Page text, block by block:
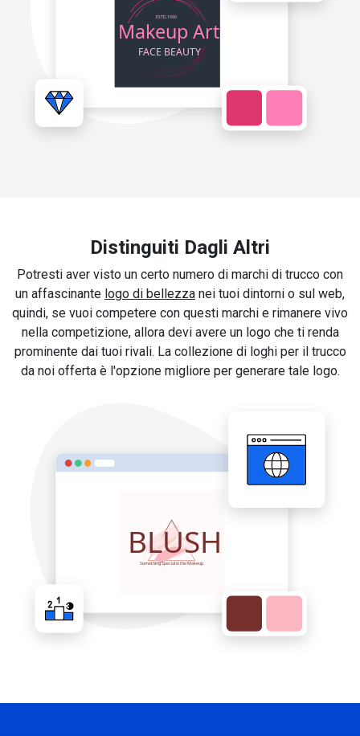
Distinguiti Dagli Altri
Potresti aver visto un certo numero di marchi di trucco con
un affascinante logo di bellezza nei tuoi dintorni o sul web,
quindi, se vuoi competere con questi marchi e rimanere vivo
nella competizione, allora devi avere un logo che ti renda
prominente dai tuoi rivali. La collezione di loghi per il trucco
da noi offerta è l'opzione migliore per generare tale logo.